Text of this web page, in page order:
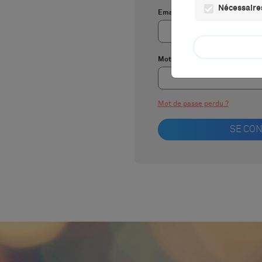
Email:
Mot de passe :
Mot de passe perdu ?
SE